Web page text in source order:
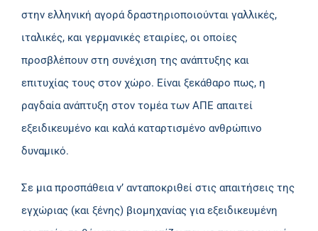
στην ελληνική αγορά δραστηριοποιούνται γαλλικές,
ιταλικές, και γερμανικές εταιρίες, οι οποίες
προσβλέπουν στη συνέχιση της ανάπτυξης και
επιτυχίας τους στον χώρο. Είναι ξεκάθαρο πως, η
ραγδαία ανάπτυξη στον τομέα των ΑΠΕ απαιτεί
εξειδικευμένο και καλά καταρτισμένο ανθρώπινο
δυναμικό.
Σε μια προσπάθεια ν’ ανταποκριθεί στις απαιτήσεις της
εγχώριας (και ξένης) βιομηχανίας για εξειδικευμένη